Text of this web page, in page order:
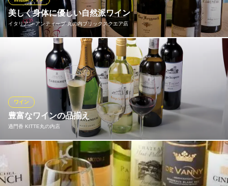
MITAN
仏流行のカジュアルバル
地下鉄丸ノ内線東京駅 徒歩1分
東京都千代田区丸の内1-5-1 新丸ビルB1
美しく身体に優しい自然派ワイン
イタリアン アンティーブ 丸の内ブリックスクエア店
オススメは２０万種類の中から選ばれたワイン達。中でも自然派
ワインは特に美しい。酸化防止剤ゼロ（極少量）の天然酵母醗酵
ワインからは表情豊かな個性あふれる味わいをお楽しみいただけ
ます。ビオワインは美味しくないと感じてる方は是非一度いらし
て下さい
イタリアン アンティーブ 丸の内ブリックスクエア店
貸切・夜景・イタリアン
ＪＲ東京駅南口 徒歩5分
東京都千代田区丸の内2-6-1 丸の内ブリックスクエア2F
豊富なワインの品揃え
過門香 KITTE丸の内店
ワイン
常備５０種類以上、選りすぐりのアイテムからグランヴァンまで
お楽しみ頂けます。フランス、イタリア、カリフォルニアワイン
はもちろんニューワールドワインも豊富なラインナップ。